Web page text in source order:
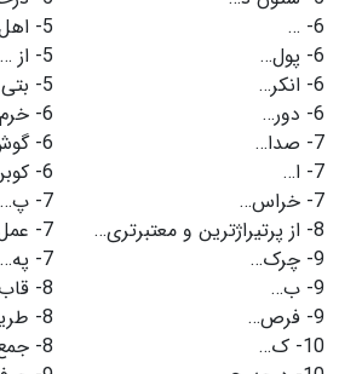
6-
…
6- پول…
6- انکر…
6- دور…
7- صدا…
7- ا…
7- خراس…
8- از پرتیراژترین و معتبرتری…
9- چرک…
9- ب…
9- فرص…
10- ک…
5-
5- از …
5-
6-
6-
6-
7- پ…
7-
7- په…
8-
8-
8-